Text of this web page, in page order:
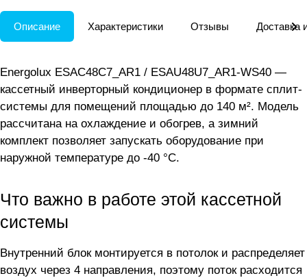
Описание Характеристики Отзывы Доставка
Energolux ESAC48C7_AR1 / ESAU48U7_AR1-WS40 —
кассетный инверторный кондиционер в формате сплит-
системы для помещений площадью до 140 м². Модель
рассчитана на охлаждение и обогрев, а зимний
комплект позволяет запускать оборудование при
наружной температуре до -40 °C.
Что важно в работе этой кассетной
системы
Внутренний блок монтируется в потолок и распределяет
воздух через 4 направления, поэтому поток расходится